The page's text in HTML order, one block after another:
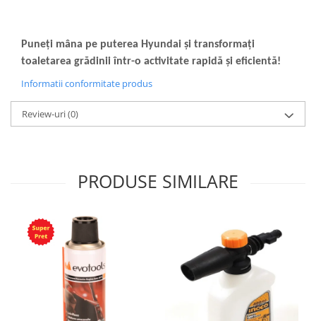
Puneți mâna pe puterea Hyundai și transformați
toaletarea grădinii într-o activitate rapidă și eficientă!
Informatii conformitate produs
Review-uri(0)
PRODUSE SIMILARE